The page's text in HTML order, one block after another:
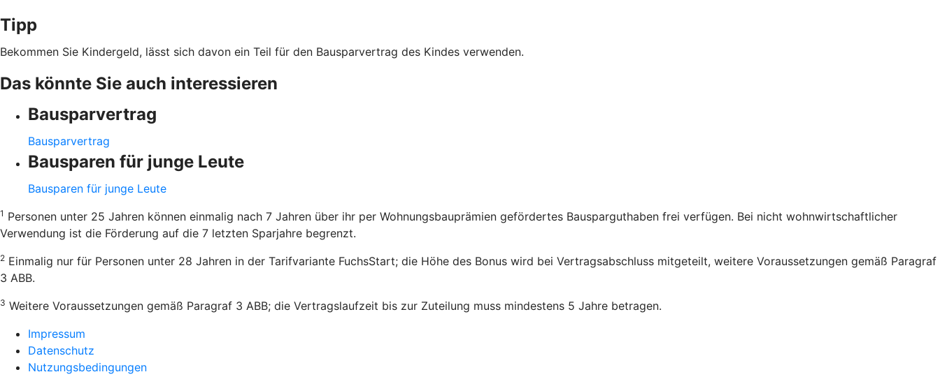
Tipp
Bekommen Sie Kindergeld, lässt sich davon ein Teil für den Bausparvertrag des Kindes verwenden.
Das könnte Sie auch interessieren
Bausparvertrag
Bausparvertrag
Bausparen für junge Leute
Bausparen für junge Leute
1 Personen unter 25 Jahren können einmalig nach 7 Jahren über ihr per Wohnungsbauprämien gefördertes Bausparguthaben frei verfügen. Bei nicht wohnwirtschaftlicher
Verwendung ist die Förderung auf die 7 letzten Sparjahre begrenzt.
2 Einmalig nur für Personen unter 28 Jahren in der Tarifvariante FuchsStart; die Höhe des Bonus wird bei Vertragsabschluss mitgeteilt, weitere Voraussetzungen gemäß Paragraf
3 ABB.
3 Weitere Voraussetzungen gemäß Paragraf 3 ABB; die Vertragslaufzeit bis zur Zuteilung muss mindestens 5 Jahre betragen.
Impressum
Datenschutz
Nutzungsbedingungen